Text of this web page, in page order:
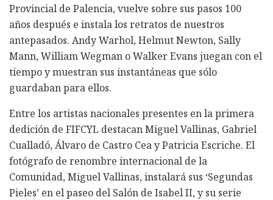
Provincial de Palencia, vuelve sobre sus pasos 100
años después e instala los retratos de nuestros
antepasados. Andy Warhol, Helmut Newton, Sally
Mann, William Wegman o Walker Evans juegan con el
tiempo y muestran sus instantáneas que sólo
guardaban para ellos.
Entre los artistas nacionales presentes en la primera
dedición de FIFCYL destacan Miguel Vallinas, Gabriel
Cualladó, Álvaro de Castro Cea y Patricia Escriche. El
fotógrafo de renombre internacional de la
Comunidad, Miguel Vallinas, instalará sus ‘Segundas
Pieles’ en el paseo del Salón de Isabel II, y su serie